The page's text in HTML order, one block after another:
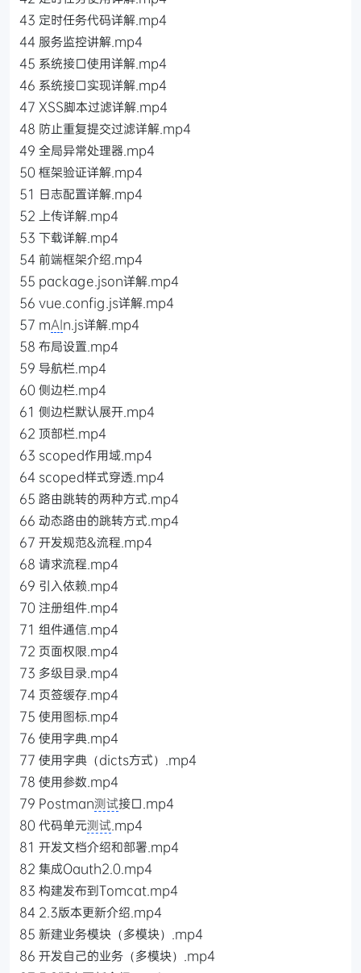
43 定时任务代码详解.mp4
44 服务监控讲解.mp4
45 系统接口使用详解.mp4
46 系统接口实现详解.mp4
47 XSS脚本过滤详解.mp4
48 防止重复提交过滤详解.mp4
49 全局异常处理器.mp4
50 框架验证详解.mp4
51 日志配置详解.mp4
52 上传详解.mp4
53 下载详解.mp4
54 前端框架介绍.mp4
55 package.json详解.mp4
56 vue.config.js详解.mp4
57 mAIn.js详解.mp4
58 布局设置.mp4
59 导航栏.mp4
60 侧边栏.mp4
61 侧边栏默认展开.mp4
62 顶部栏.mp4
63 scoped作用域.mp4
64 scoped样式穿透.mp4
65 路由跳转的两种方式.mp4
66 动态路由的跳转方式.mp4
67 开发规范&流程.mp4
68 请求流程.mp4
69 引入依赖.mp4
70 注册组件.mp4
71 组件通信.mp4
72 页面权限.mp4
73 多级目录.mp4
74 页签缓存.mp4
75 使用图标.mp4
76 使用字典.mp4
77 使用字典（dicts方式）.mp4
78 使用参数.mp4
79 Postman测试接口.mp4
80 代码单元测试 .mp4
81 开发文档介绍和部署.mp4
82 集成Oauth2.0.mp4
83 构建发布到Tomcat.mp4
84 2.3版本更新介绍.mp4
85 新建业务模块（多模块）.mp4
86 开发自己的业务（多模块）.mp4